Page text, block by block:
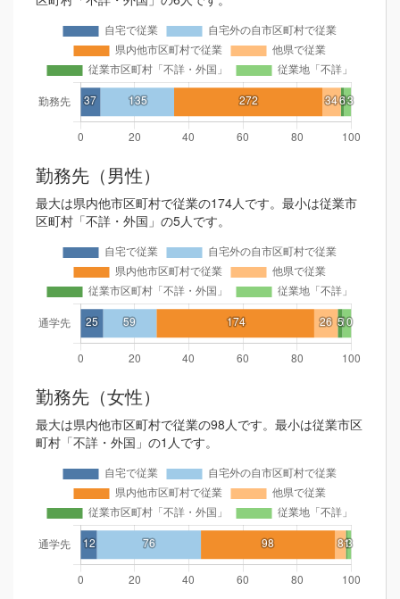
勤務先（男性）
最大は県内他市区町村で従業の174人です。最小は従業市
区町村「不詳・外国」の5人です。
勤務先（女性）
最大は県内他市区町村で従業の98人です。最小は従業市区
町村「不詳・外国」の1人です。